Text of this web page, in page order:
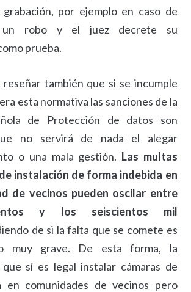
por ejemplo en caso de
un robo y el juez decrete su
prueba.
también que si se incumple
esta normativa las sanciones de la
de Protección de datos son
no servirá de nada el alegar
o una mala gestión. Las multas
instalación de forma indebida en
de vecinos pueden oscilar entre
y los seiscientos mil
de si la falta que se comete es
muy grave. De esta forma, la
sí es legal instalar cámaras de
en comunidades de vecinos pero